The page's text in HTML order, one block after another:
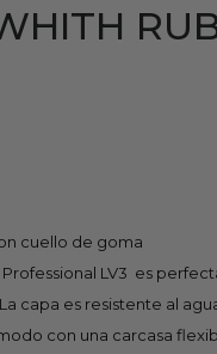
cuello de goma
LV3  es
capa es resistente al
con una carcasa